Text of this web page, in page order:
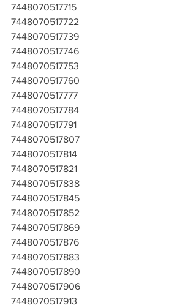
7448070517715
7448070517722
7448070517739
7448070517746
7448070517753
7448070517760
7448070517777
7448070517784
7448070517791
7448070517807
7448070517814
7448070517821
7448070517838
7448070517845
7448070517852
7448070517869
7448070517876
7448070517883
7448070517890
7448070517906
7448070517913